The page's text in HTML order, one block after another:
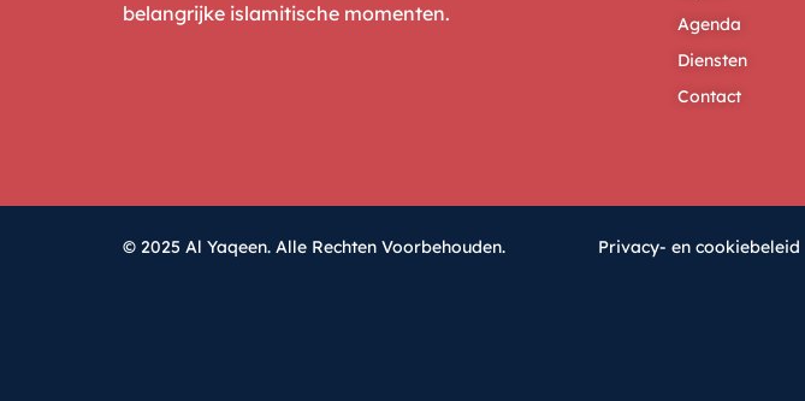
belangrijke islamitische momenten.
Agenda
Diensten
Contact
© 2025 Al Yaqeen. Alle Rechten Voorbehouden. Privacy- en cookiebeleid